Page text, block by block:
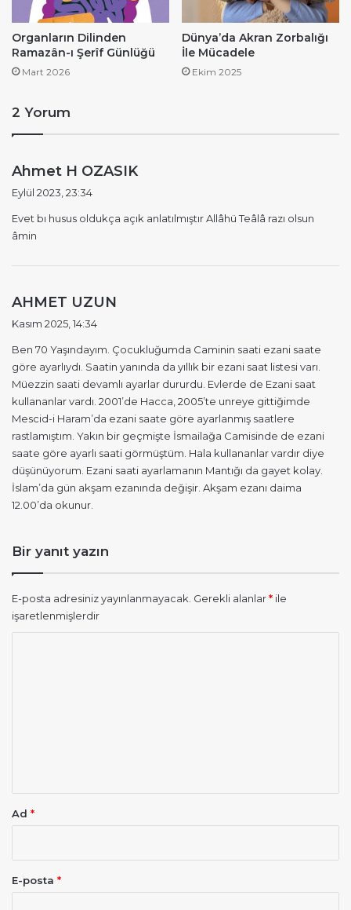
Organların Dilinden
Ramazân-ı Şerîf Günlüğü
Mart 2026
Dünya’da Akran Zorbalığı
İle Mücadele
Ekim 2025
2 Yorum
Ahmet H OZASIK
i
Eylül 2023, 23:34
Evet bı husus oldukça açık anlatılmıştır Allâhü Teâlâ razı olsun
âmin
AHMET UZUN
i
k
i
:
Kasım 2025, 14:34
Ben 70 Yaşındayım. Çocukluğumda Caminin saati ezani saate
göre ayarlıydı. Saatin yanında da yıllık bir ezani saat listesi varı.
Müezzin saati devamlı ayarlar dururdu. Evlerde de Ezani saat
kullananlar vardı. 2001’de Hacca, 2005’te unreye gittiğimde
Mescid-i Haram’da ezani saate göre ayarlanmış saatlere
rastlamıştım. Yakın bir geçmişte İsmailağa Camisinde de ezani
saate göre ayarlı saati görmüştüm. Hala kullananlar vardır diye
düşünüyorum. Ezani saati ayarlamanın Mantığı da gayet kolay.
İslam’da gün akşam ezanında değişir. Akşam ezanı daima
12.00’da okunur.
Bir yanıt yazın
E-posta adresiniz yayınlanmayacak. Gerekli alanlar* ile
işaretlenmişlerdir
Ad *
E-posta *